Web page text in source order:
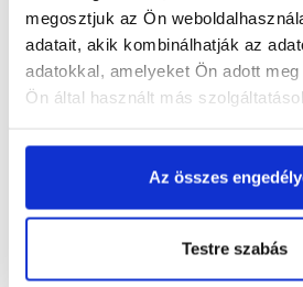
megosztjuk az Ön
adatait, akik kombinálhatják az
adatokkal, amelyeket Ön adott
Ön által használt más
Az összes
Testre szabás
Vásárlói vélemények
Kérdések és válaszok